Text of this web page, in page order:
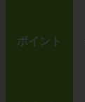
ポイント